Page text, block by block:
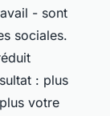
- sont
sociales.
: plus
votre